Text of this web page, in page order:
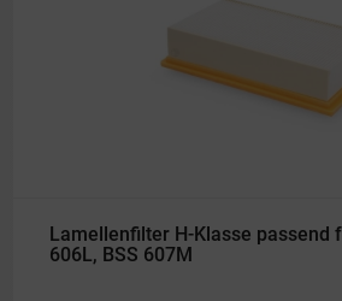
Lamellenfilter H-Klasse passend
606L, BSS 607M